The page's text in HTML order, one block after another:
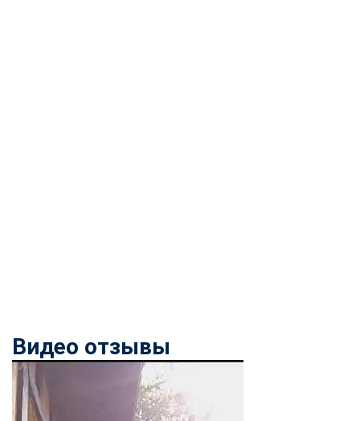
Видео отзывы